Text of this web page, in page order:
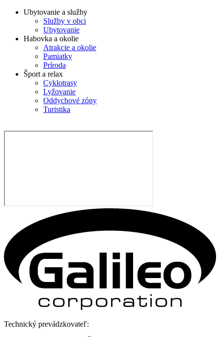
Ubytovanie a služby
Služby v obci
Ubytovanie
Habovka a okolie
Atrakcie a okolie
Pamiatky
Príroda
Šport a relax
Cyklotrasy
Lyžovanie
Oddychové zóny
Turistika
Technický prevádzkovateľ: